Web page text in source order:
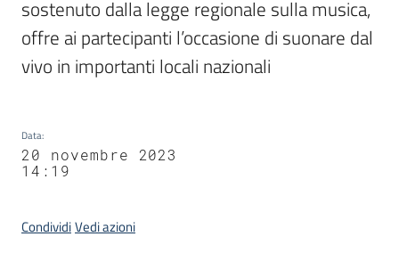
sostenuto dalla legge regionale sulla musica,
offre ai partecipanti l’occasione di suonare dal
vivo in importanti locali nazionali
Data:
20 novembre 2023
14:19
CondividiVedi azioni